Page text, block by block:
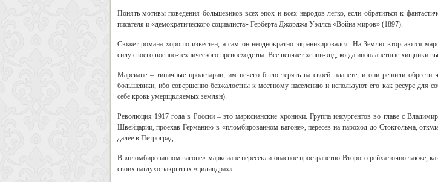
Понять мотивы поведения большевиков всех эпох и всех народов легко, если обратиться к
писателя и «демократического социалиста» Герберта Джорджа Уэллса «Война миров» (1897).
Сюжет романа хорошо известен, а сам он неоднократно экранизировался. На Землю вторгаются
силу своего военно-технического превосходства. Все венчает хеппи-энд, когда инопланетные
Марсиане – типичные пролетарии, им нечего было терять на своей планете, и они решили
большевики, ибо совершенно безжалостны к местному населению и используют его как ресурс для
себе кровь умерщвляемых землян).
Революция 1917 года в России – это марксианские хроники. Группа инсургентов во главе с
Швейцарии, проехав Германию в «пломбированном вагоне», пересев на пароход до Стокгольма,
далее в Петроград.
В «пломбированном вагоне» марксиане пересекли опасное пространство Второго рейха точно также,
своих наглухо закрытых «цилиндрах».